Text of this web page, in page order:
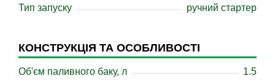
Тип запуску
ручний стартер
КОНСТРУКЦІЯ ТА ОСОБЛИВОСТІ
Об'єм паливного баку, л
1.5